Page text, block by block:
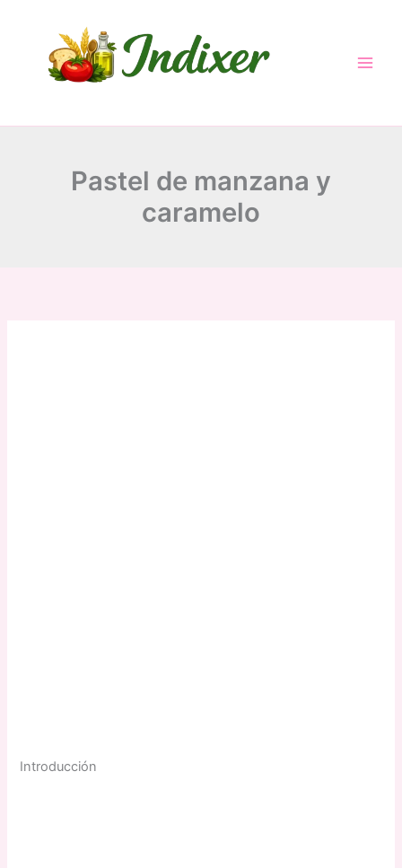
Pastel de manzana y
caramelo
Introducción